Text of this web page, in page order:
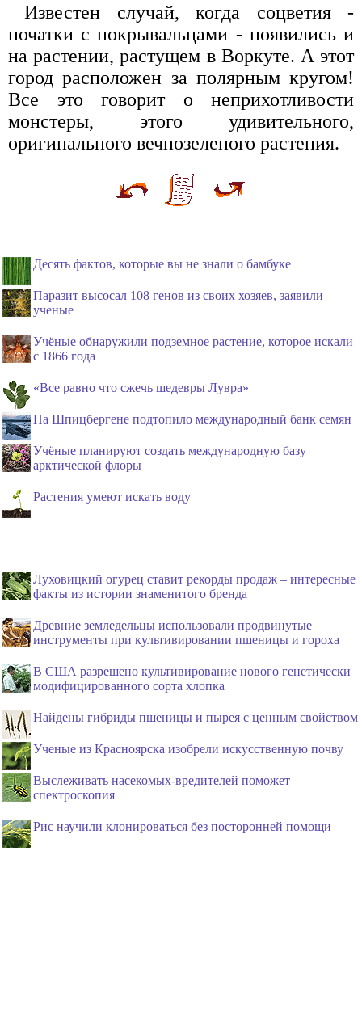
Известен случай, когда соцветия -
початки с покрывальцами - появились и
на растении, растущем в Воркуте. А этот
город расположен за полярным кругом!
Все это говорит о неприхотливости
монстеры, этого удивительного,
оригинального вечнозеленого растения.
Десять фактов, которые вы не знали о бамбуке
Паразит высосал 108 генов из своих хозяев, заявили
ученые
Учёные обнаружили подземное растение, которое искали
с 1866 года
«Все равно что сжечь шедевры Лувра»
На Шпицбергене подтопило международный банк семян
Учёные планируют создать международную базу
арктической флоры
Растения умеют искать воду
Луховицкий огурец ставит рекорды продаж – интересные
факты из истории знаменитого бренда
Древние земледельцы использовали продвинутые
инструменты при культивировании пшеницы и гороха
В США разрешено культивирование нового генетически
модифицированного сорта хлопка
Найдены гибриды пшеницы и пырея с ценным свойством
Ученые из Красноярска изобрели искусственную почву
Выслеживать насекомых-вредителей поможет
спектроскопия
Рис научили клонироваться без посторонней помощи